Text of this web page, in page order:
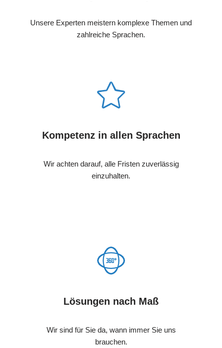
Unsere Experten meistern komplexe Themen und
zahlreiche Sprachen.
Kompetenz in allen Sprachen
Wir achten darauf, alle Fristen zuverlässig
einzuhalten.
Lösungen nach Maß
Wir sind für Sie da, wann immer Sie uns
brauchen.